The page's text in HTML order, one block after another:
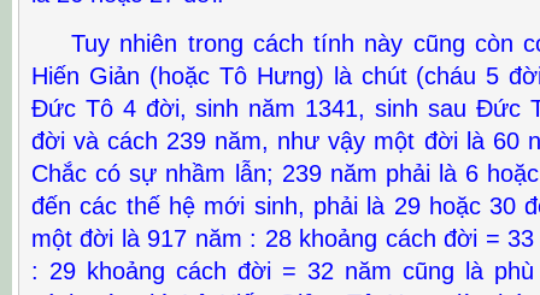
Tuy nhiên trong cách tính này cũng còn
Hiến Giản (hoặc Tô Hưng) là chút (cháu 5
Đức Tô 4 đời, sinh năm 1341, sinh sau Đức
đời và cách 239 năm, như vậy một đời là 60
Chắc có sự nhầm lẫn; 239 năm phải là 6
đến các thế hệ mới sinh, phải là 29 hoặc 30
một đời là 917 năm : 28 khoảng cách đời =
: 29 khoảng cách đời = 32 năm cũng là